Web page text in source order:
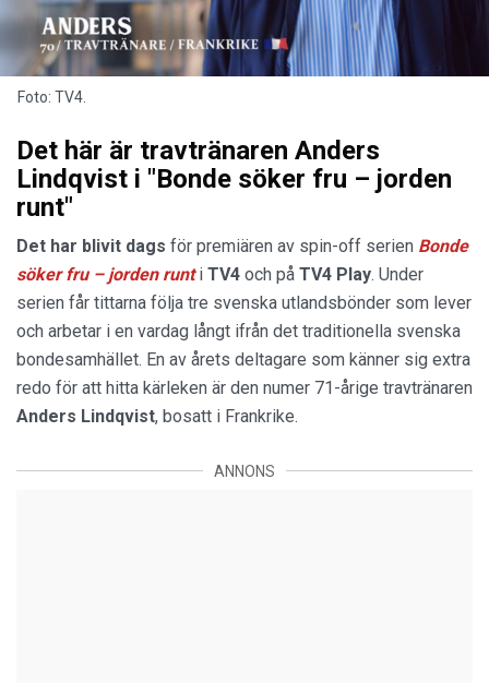
Foto: TV4.
Det här är travtränaren Anders
Lindqvist i "Bonde söker fru – jorden
runt"
Det har blivit dags för premiären av spin-off serien Bonde
söker fru – jorden runti TV4 och på TV4 Play. Under
serien får tittarna följa tre svenska utlandsbönder som lever
och arbetar i en vardag långt ifrån det traditionella svenska
bondesamhället. En av årets deltagare som känner sig extra
redo för att hitta kärleken är den numer 71-årige travtränaren
Anders Lindqvist, bosatt i Frankrike.
ANNONS